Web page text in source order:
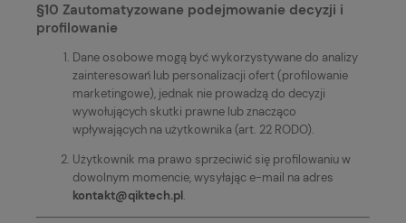
§10 Zautomatyzowane podejmowanie decyzji i
profilowanie
Dane osobowe mogą być wykorzystywane do analizy
zainteresowań lub personalizacji ofert (profilowanie
marketingowe), jednak nie prowadzą do decyzji
wywołujących skutki prawne lub znacząco
wpływających na użytkownika (art. 22 RODO).
Użytkownik ma prawo sprzeciwić się profilowaniu w
dowolnym momencie, wysyłając e-mail na adres
kontakt@qiktech.pl.